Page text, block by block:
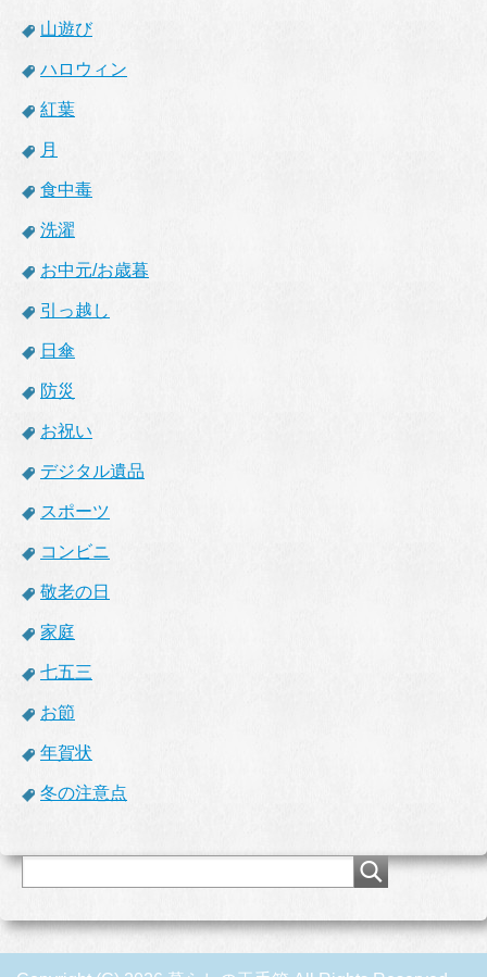
山遊び
ハロウィン
紅葉
月
食中毒
洗濯
お中元/お歳暮
引っ越し
日傘
防災
お祝い
デジタル遺品
スポーツ
コンビニ
敬老の日
家庭
七五三
お節
年賀状
冬の注意点